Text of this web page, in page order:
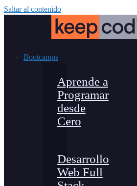
Saltar al contenido
Bootcamps
Aprende a
Programar
desde
Cero
Desarrollo
Web Full